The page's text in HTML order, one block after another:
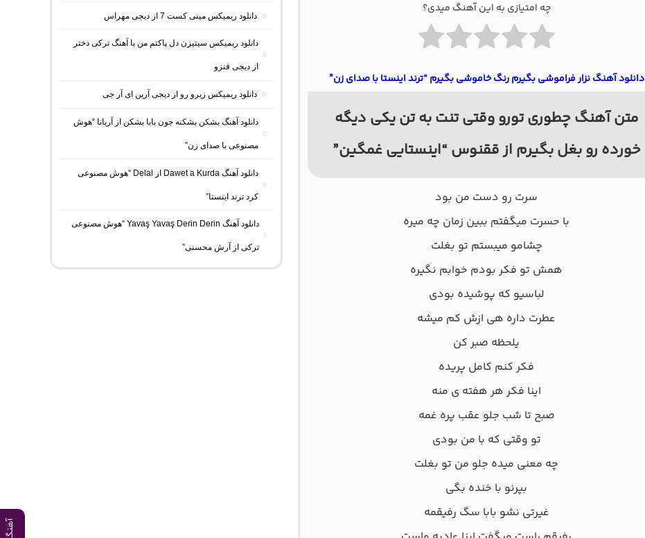
چه امتیازی به این آهنگ میدی؟
دانلود آهنگ نزار فراموشی بگیرم رنگ خاموشی بگیرم “ترند اینستا با صدای زن”
متن آهنگ چطوری تورو وقتی تنت به تن یکی دیگه
خورده رو بغل بگیرم از ققنوس “اینستایی غمگین”
ﺳﺮت رو دﺳﺖ ﻣﻦ ﺑﻮد
ﺑﺎ ﺣﺴﺮت ﻣﻴﮕﻔﺘﻢ ﺑﺒﻴﻦ زﻣﺎن ﭼﻪ ﻣﻴﺮه
ﭼﺸﺎﻣﻮ ﻣﻴﺒﺴﺘﻢ ﺗﻮ ﺑﻐﻠﺖ
ﻫﻤﺶ ﺗﻮ ﻓﻜﺮ ﺑﻮدم ﺧﻮاﺑﻢ ﻧﮕﻴﺮه
ﻟﺒﺎﺳﻴﻮ ﻛﻪ ﭘﻮﺷﻴﺪه ﺑﻮدی
ﻋﻄﺮت داره ﻫﻰ ازش ﻛﻢ ﻣﻴﺸﻪ
ﻳﻠﺤﻈﻪ ﺻﺒﺮ ﻛﻦ
ﻓﻜﺮ ﻛﻨﻢ ﻛﺎﻣﻞ ﭘﺮﻳﺪه
اﻳﻨﺎ ﻓﻜﺮ ﻫﺮ ﻫﻔﺘﻪ ی ﻣﻨﻪ
ﺻﺒﺢ ﺗﺎ ﺷﺐ ﺟﻠﻮ ﻋﻘﺐ ﭘﺮه ﻏﻤﻪ
ﺗﻮ وﻗﺘﻰ ﻛﻪ ﺑﺎ ﻣﻦ ﺑﻮدی
ﭼﻪ ﻣﻌﻨﻰ ﻣﻴﺪه ﺟﻠﻮ ﻣﻦ ﺗﻮ ﺑﻐﻠﺖ
ﺑﭙﺮﻧﻮ ﺑﺎ ﺧﻨﺪه ﺑﮕﻰ
ﻏﻴﺮﺗﻰ ﻧﺸﻮ ﺑﺎﺑﺎ ﺳﮓ رﻓﻴﻘﻤﻪ
دانلود ریمیکس مینی کست 7 از دیجی مهراس
دانلود ریمیکس سیتیزن دل پاکتم من با آهنگ ترکی دختر
از دیجی فنزو
دانلود ریمیکس زیرو رو از دیجی آرین ای آر جی
دانلود آهنگ بشکن بشکنه جون بابا بشکن از آریانا “هوش
مصنوعی با صدای زن”
دانلود آهنگ Dawet a Kurda از Delal “هوش مصنوعی
کرد ترند اینستا”
دانلود آهنگ Yavaş Yavaş Derin Derin “هوش مصنوعی
ترکی از آرش محسنی”